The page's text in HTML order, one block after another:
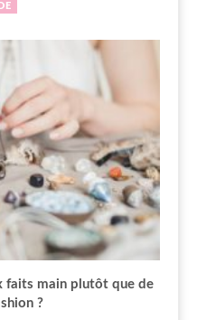
faits main plutôt que de
?